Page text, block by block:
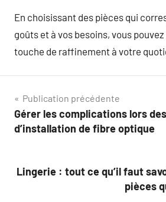
En choisissant des pièces qui
goûts et à vos besoins, vous
touche de raffinement à votre
Navigation
de
Publication précédente
Gérer les complications lors
d’installation de fibre optique
Lingerie : tout ce qu’il faut
pièces